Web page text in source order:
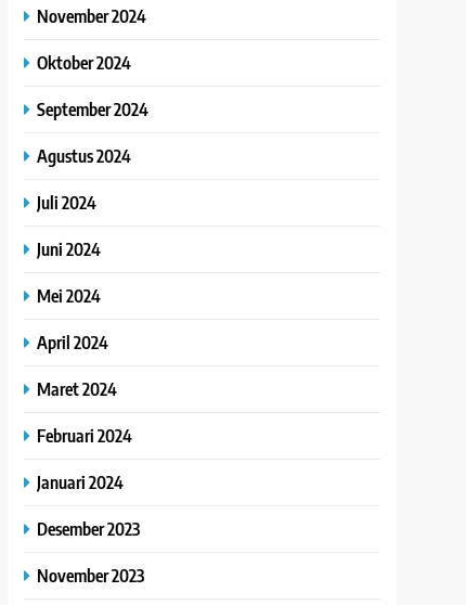
November 2024
Oktober 2024
September 2024
Agustus 2024
Juli 2024
Juni 2024
Mei 2024
April 2024
Maret 2024
Februari 2024
Januari 2024
Desember 2023
November 2023